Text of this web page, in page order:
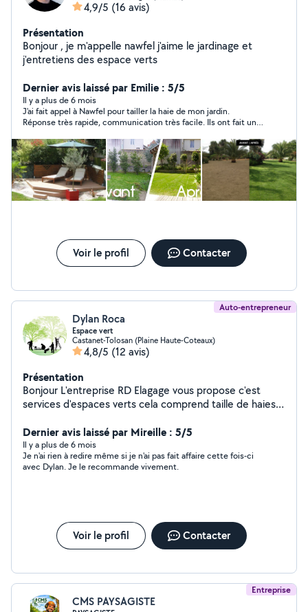
4,9/5 (16 avis)
Présentation
Bonjour , je m'appelle nawfel j'aime le jardinage et
j'entretiens des espace verts
Dernier avis laissé par Emilie : 5/5
Il y a plus de 6 mois
J'ai fait appel à Nawfel pour tailler la haie de mon jardin.
Réponse très rapide, communication très facile. Ils ont fait un
Voir le profil Contacter
Auto-entrepreneur
Dylan Roca
Espace vert
Castanet-Tolosan (Plaine Haute-Coteaux)
4,8/5 (12 avis)
Présentation
Bonjour L'entreprise RD Elagage vous propose c'est
services d'espaces verts cela comprend taille de haies,
d'information tarifaires et autres n'hésitez pas. Bonne
journée à vous
Dernier avis laissé par Mireille : 5/5
Il y a plus de 6 mois
Je n'ai rien à redire même si je n'ai pas fait affaire cette fois-ci
avec Dylan. Je le recommande vivement.
Voir le profil Contacter
Entreprise
CMS PAYSAGISTE